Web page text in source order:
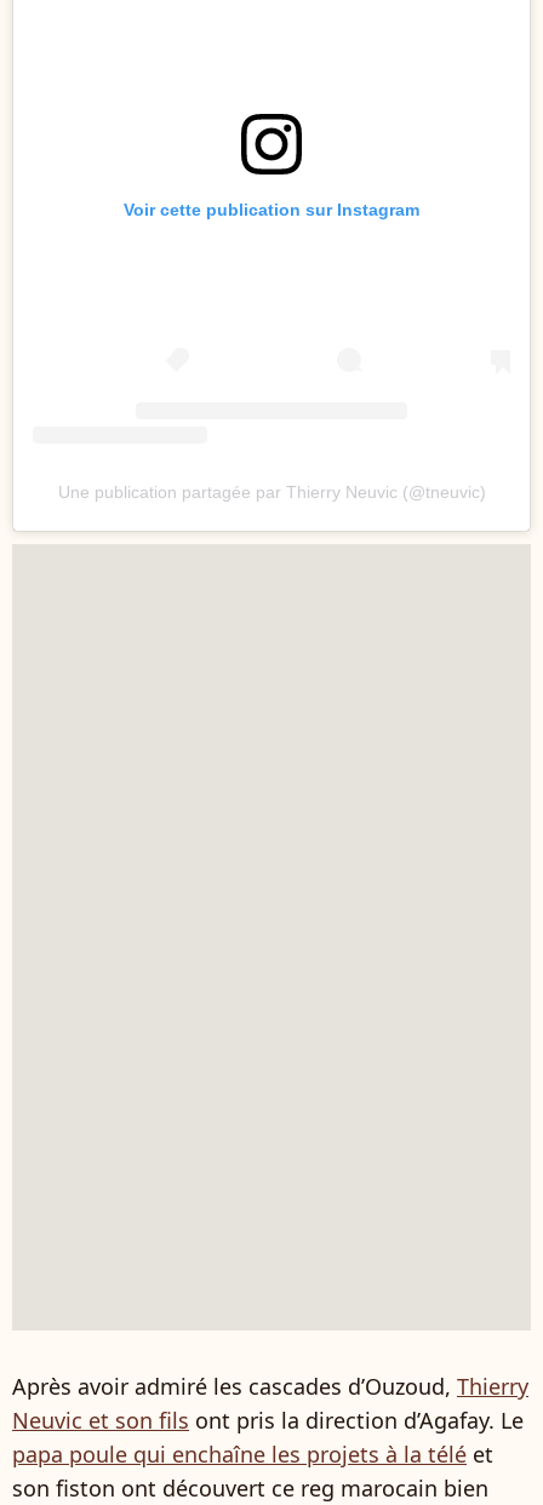
Voir cette publication sur Instagram
Une publication partagée par Thierry Neuvic (@tneuvic)
Après avoir admiré les cascades d’Ouzoud, Thierry
Neuvic et son fils ont pris la direction d’Agafay. Le
papa poule qui enchaîne les projets à la télé et
son fiston ont découvert ce reg marocain bien